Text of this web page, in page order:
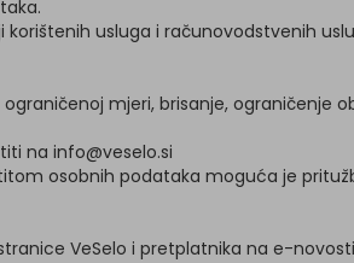
korištenih usluga i računovodstvenih
ograničenoj mjeri, brisanje,
na info@veselo.si
osobnih podataka moguća je
VeSelo i pretplatnika na e-